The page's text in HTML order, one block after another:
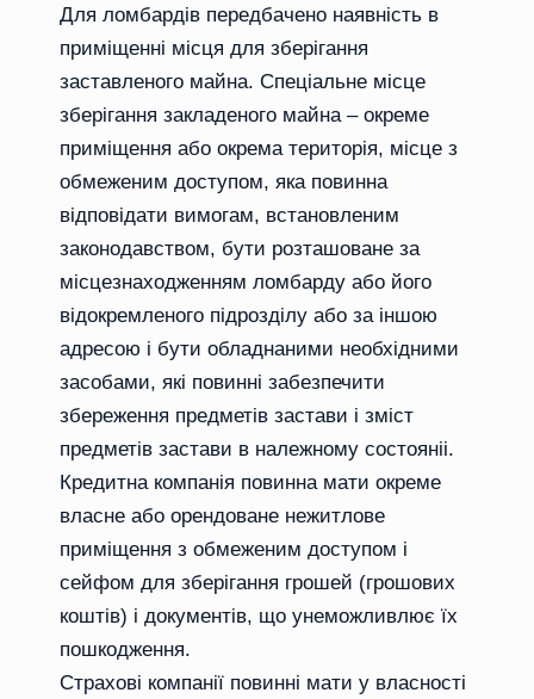
Для ломбардів передбачено наявність в
приміщенні місця для зберігання
заставленого майна. Спеціальне місце
зберігання закладеного майна – окреме
приміщення або окрема територія, місце з
обмеженим доступом, яка повинна
відповідати вимогам, встановленим
законодавством, бути розташоване за
місцезнаходженням ломбарду або його
відокремленого підрозділу або за іншою
адресою і бути обладнаними необхідними
засобами, які повинні забезпечити
збереження предметів застави і зміст
предметів застави в належному состояніі.
Кредитна компанія повинна мати окреме
власне або орендоване нежитлове
приміщення з обмеженим доступом і
сейфом для зберігання грошей (грошових
коштів) і документів, що унеможливлює їх
пошкодження.
Страхові компанії повинні мати у власності